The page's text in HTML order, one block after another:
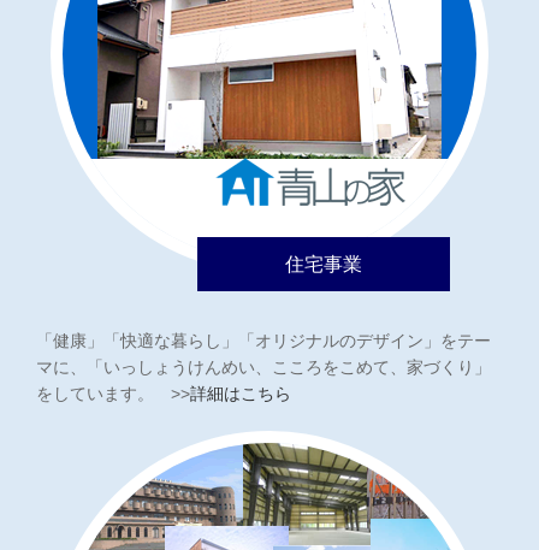
住宅事業
「健康」「快適な暮らし」「オリジナルのデザイン」をテー
マに、「いっしょうけんめい、こころをこめて、家づくり」
をしています。 >>詳細はこちら